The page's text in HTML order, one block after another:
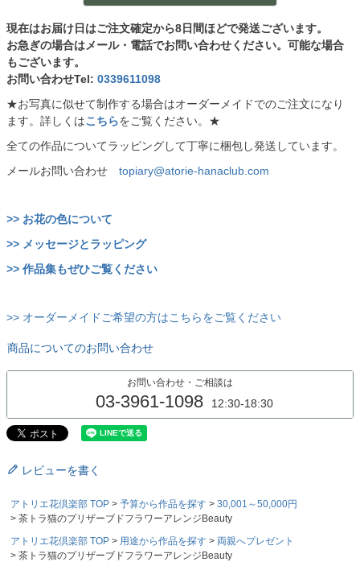
現在はお届け日はご注文確定から8日間ほどで発送ございます。
お急ぎの場合はメール・電話でお問い合わせください。可能な場合
もございます。
お問い合わせTel: 0339611098
★お写真に似せて制作する場合はオーダーメイドでのご注文になり
ます。詳しくはこちらをご覧ください。★
全ての作品についてラッピングして丁寧に梱包し発送しています。
メールお問い合わせ topiary@atorie-hanaclub.com
>> お花の色について
>> メッセージとラッピング
>> 作品集もぜひご覧ください
>> オーダーメイドご希望の方はこちらをご覧ください
商品についてのお問い合わせ
お問い合わせ・ご相談は
03-3961-1098 12:30-18:30
レビューを書く
アトリエ花倶楽部 TOP 予算から作品を探す
30,001～50,000円
茶トラ猫のプリザーブドフラワーアレンジBeauty
アトリエ花倶楽部 TOP
用途から作品を探す
両親へプレゼント
茶トラ猫のプリザーブドフラワーアレンジBeauty